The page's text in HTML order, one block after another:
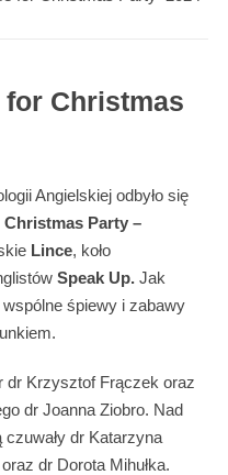
for Christmas
Angielskiej odbyło się
Christmas Party –
Lince, koło
Speak Up. Jak
śpiewy i zabawy
dr Krzysztof Frączek oraz
dr Joanna Ziobro. Nad
dr Katarzyna
dr Dorota Mihułka.